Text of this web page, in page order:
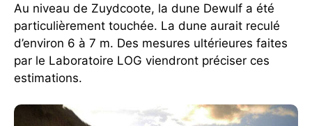
Au niveau de Zuydcoote, la dune Dewulf a été
particulièrement touchée. La dune aurait reculé
d’environ 6 à 7 m. Des mesures ultérieures faites
par le Laboratoire LOG viendront préciser ces
estimations.